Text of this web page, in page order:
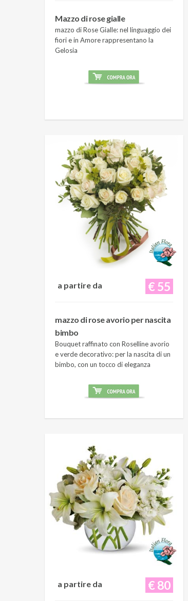
Mazzo di rose gialle
mazzo di Rose Gialle: nel linguaggio dei
fiori e in Amore rappresentano la
Gelosia
€ 55
a partire da
mazzo di rose avorio per nascita
bimbo
Bouquet raffinato con Roselline avorio
e verde decorativo: per la nascita di un
bimbo, con un tocco di eleganza
€ 80
a partire da